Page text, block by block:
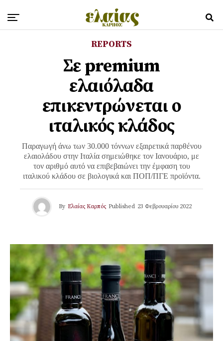
REPORTS
Σε premium
ελαιόλαδα
επικεντρώνεται ο
ιταλικός κλάδος
Παραγωγή άνω των 30.000 τόννων εξαιρετικά παρθένου
ελαιολάδου στην Ιταλία σημειώθηκε τον Ιανουάριο, με
τον αριθμό αυτό να επιβεβαιώνει την έμφαση του
ιταλικού κλάδου σε βιολογικά και ΠΟΠ/ΠΓΕ προϊόντα.
By Ελαίας Καρπός Published 23 Φεβρουαρίου 2022